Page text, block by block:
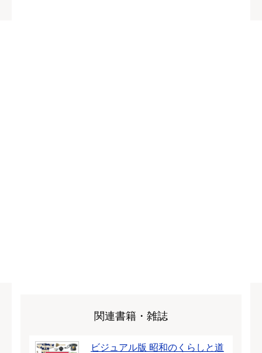
関連書籍・雑誌
ビジュアル版 昭和のくらしと道